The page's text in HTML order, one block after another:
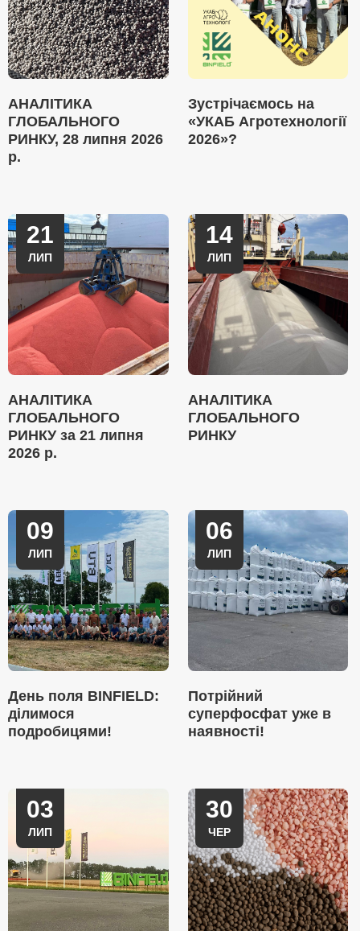
АНАЛІТИКА
ГЛОБАЛЬНОГО
РИНКУ, 28 липня 2026
р.
Зустрічаємось на
«УКАБ Агротехнології
2026»?
21
ЛИП
АНАЛІТИКА
ГЛОБАЛЬНОГО
РИНКУ за 21 липня
2026 р.
14
ЛИП
АНАЛІТИКА
ГЛОБАЛЬНОГО
РИНКУ
09
ЛИП
День поля BINFIELD:
ділимося
подробицями!
06
ЛИП
Потрійний
суперфосфат уже в
наявності!
03
ЛИП
30
ЧЕР